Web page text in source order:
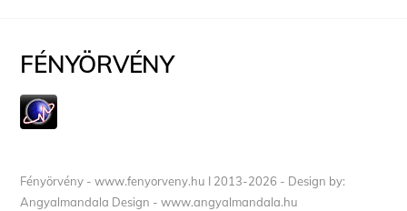
FÉNYÖRVÉNY
Fényörvény - www.fenyorveny.hu I 2013-2026 - Design by:
Angyalmandala Design - www.angyalmandala.hu